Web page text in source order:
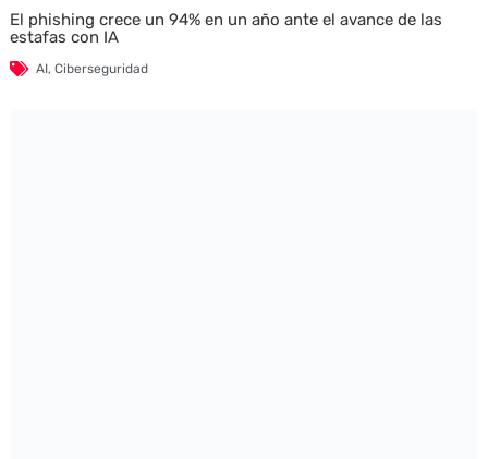
El phishing crece un 94% en un año ante el avance de las
estafas con IA
AI, Ciberseguridad